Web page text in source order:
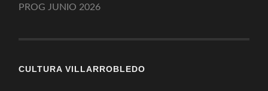
PROG JUNIO 2026
CULTURA VILLARROBLEDO